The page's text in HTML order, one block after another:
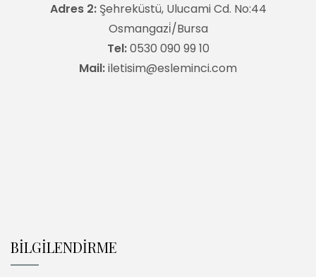
Adres 2:Şehreküstü, Ulucami Cd. No:44
Osmangazi̇/Bursa
Tel:0530 090 99 10
Mail:iletisim@esleminci.com
BİLGİLENDİRME